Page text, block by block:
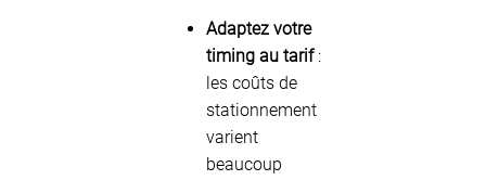
Adaptez votre
timing au tarif:
les coûts de
stationnement
varient
beaucoup